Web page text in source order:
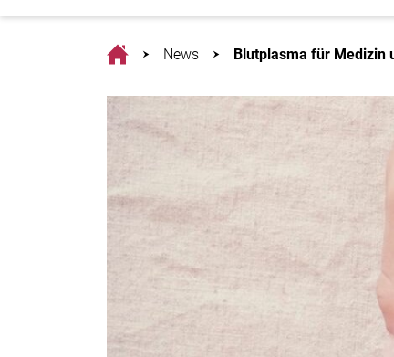
HomeNews Blutplasma für Medizin